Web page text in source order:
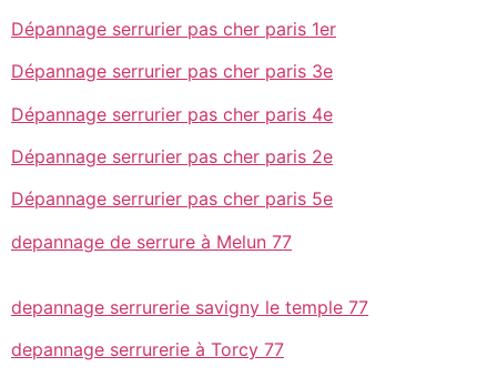
Dépannage serrurier pas cher paris 1er
Dépannage serrurier pas cher paris 3e
Dépannage serrurier pas cher paris 4e
Dépannage serrurier pas cher paris 2e
Dépannage serrurier pas cher paris 5e
depannage de serrure à Melun 77
depannage serrurerie savigny le temple 77
depannage serrurerie à Torcy 77